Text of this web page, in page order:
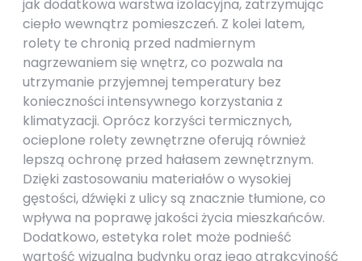
jak dodatkowa warstwa izolacyjna, zatrzymując
ciepło wewnątrz pomieszczeń. Z kolei latem,
rolety te chronią przed nadmiernym
nagrzewaniem się wnętrz, co pozwala na
utrzymanie przyjemnej temperatury bez
konieczności intensywnego korzystania z
klimatyzacji. Oprócz korzyści termicznych,
ocieplone rolety zewnętrzne oferują również
lepszą ochronę przed hałasem zewnętrznym.
Dzięki zastosowaniu materiałów o wysokiej
gęstości, dźwięki z ulicy są znacznie tłumione, co
wpływa na poprawę jakości życia mieszkańców.
Dodatkowo, estetyka rolet może podnieść
wartość wizualną budynku oraz jego atrakcyjność